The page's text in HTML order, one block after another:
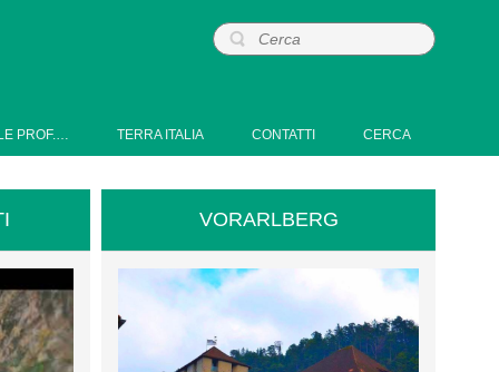
PROF.… TERRA ITALIA CONTATTI CERCA
VORARLBERG